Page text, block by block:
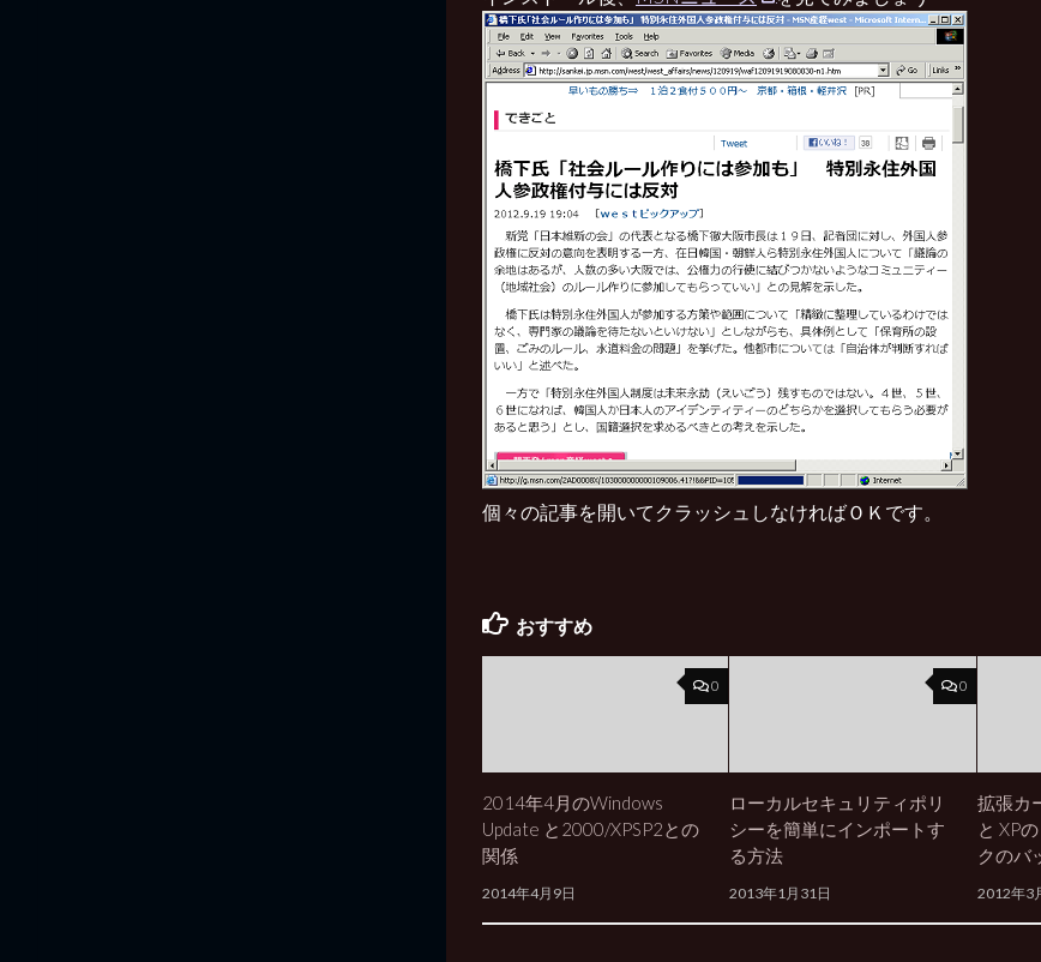
個々の記事を開いてクラッシュしなければＯＫです。
おすすめ
0
2014年4月のWindows
Update と2000/XPSP2との
関係
2014年4月9日
0
ローカルセキュリティポリ
シーを簡単にインポートす
る方法
2013年1月31日
拡張カ
と XP
クのバ
2012年3